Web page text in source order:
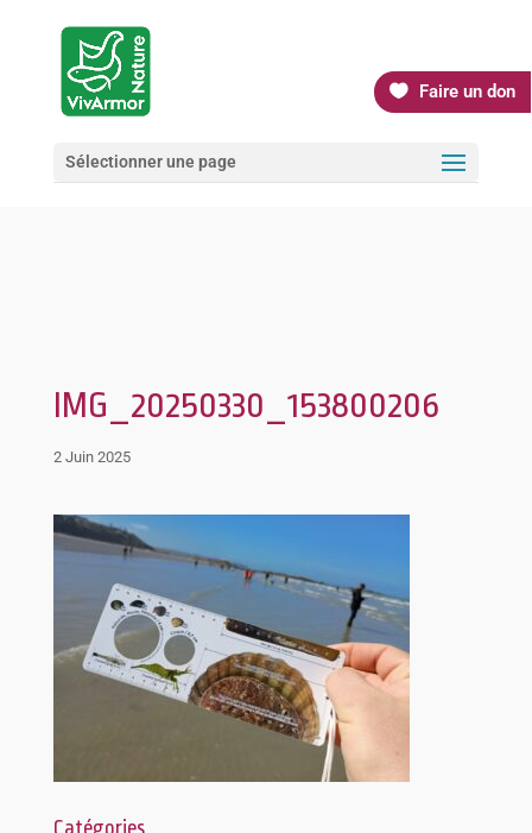
Faire un don
Sélectionner une page
IMG_20250330_153800206
2 Juin 2025
Catégories